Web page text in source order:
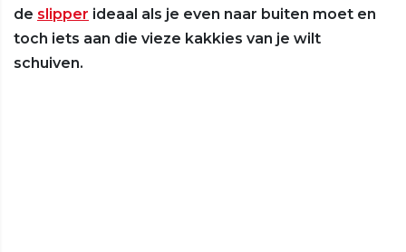
de slipper ideaal als je even naar buiten moet en
toch iets aan die vieze kakkies van je wilt
schuiven.